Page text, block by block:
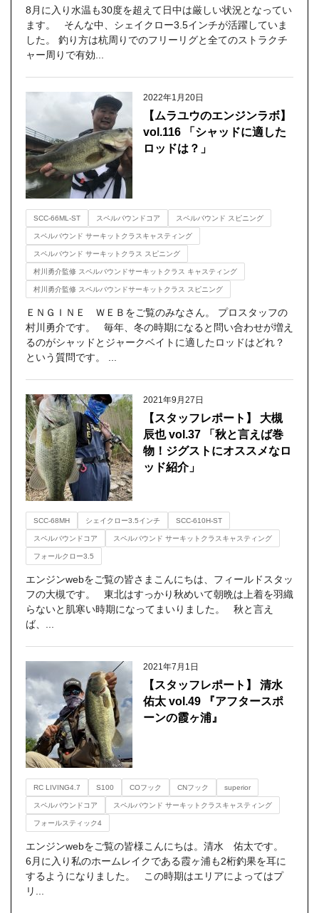
8月に入り水温も30度を超えて日中は厳しい状況となってい
ます。 そんな中、シェイクロー3.5インチが活躍していま
した。 釣り方は杭周りでのフリーリグと全てのストラクチ
ャー周りで有効...
2022年1月20日
【ムラユウのエンジンラボ】
vol.116 「シャッドに適した
ロッドは？」
SCC-66ML-ST スペルバウンドコア スペルバウンド スピニング
スペルバウンド サーキットクラスキャスティング
スペルバウンド サーキットクラス スピニング
村川勇介監修 スペルバウンドサーキットクラス キャスティング
村川勇介監修 スペルバウンドサーキットクラス スピニング
ＥＮＧＩＮＥ ＷＥＢをご覧のみなさん。 プロスタッフの
村川勇介です。 毎年、冬の時期になると問い合わせが増え
るのがシャッドとジャークベイトに適したロッドはどれ？
という質問です。 ...
2021年9月27日
【スタッフレポート】 大槻
辰也 vol.37 「秋と言えば巻
物！ジグストにオススメなロ
ッド紹介」
SCC-68MH シェイクロー3.5インチ SCC-610H-ST
スペルバウンドコア スペルバウンド サーキットクラスキャスティング
フォールクロー3.5
エンジンwebをご覧の皆さまこんにちは、フィールドスタッ
フの大槻です。 東北はすっかり秋めいて朝晩は上着を羽織
らないと肌寒い時期になってまいりました。 秋と言え
ば、...
2021年7月1日
【スタッフレポート】 清水
佑太 vol.49 『アフタースポ
ーンの霞ヶ浦』
RC LIVING4.7 S100 COフック CNフック superior
スペルバウンドコア スペルバウンド サーキットクラスキャスティング
フォールスティック4
エンジンwebをご覧の皆様こんにちは。清水 佑太です。
6月に入り私のホームレイクである霞ヶ浦も2桁釣果を耳に
するようになりました。 この時期はエリアによってはプ
リ...